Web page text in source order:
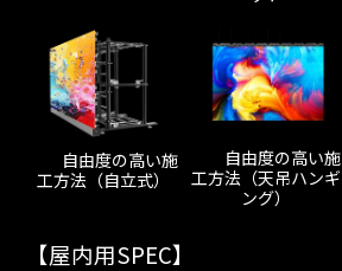
自由度の高い施
工方法（自立式）
自由度の高い施
工方法（天吊ハンギ
ング）
【屋内用SPEC】